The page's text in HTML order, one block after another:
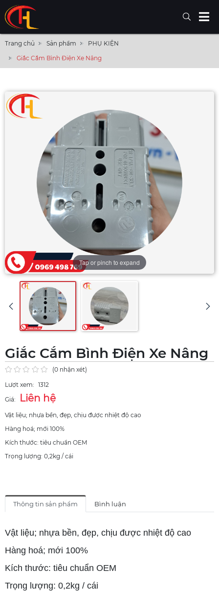
Trang chủ Sản phẩm
PHỤ KIỆN
Giắc Cắm Bình Điện Xe Nâng
Tap or pinch to expand
Giắc Cắm Bình Điện Xe Nâng
(0 nhận xét)
Lượt xem: 1312
Giá:
Liên hệ
Vật liệu; nhựa bền, đẹp, chịu được nhiệt độ cao
Hàng hoá; mới 100%
Kích thước: tiêu chuẩn OEM
Trọng lượng: 0,2kg / cái
Thông tin sản phẩm Bình luận
Vật liệu; nhựa bền, đẹp, chịu được nhiệt độ cao
Hàng hoá; mới 100%
Kích thước: tiêu chuẩn OEM
Trọng lượng: 0,2kg / cái